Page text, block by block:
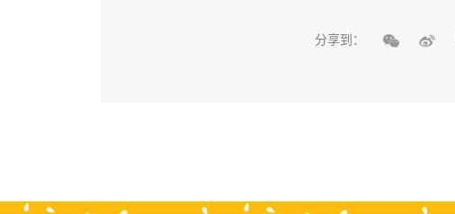
分享到：  